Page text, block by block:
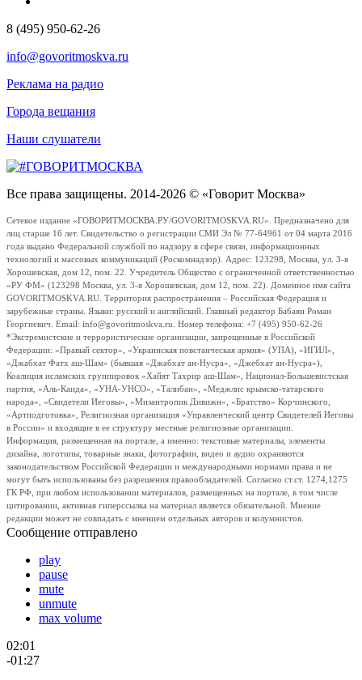
8 (495) 950-62-26
info@govoritmoskva.ru
Реклама на радио
Города вещания
Наши слушатели
Все права защищены. 2014-2026 © «Говорит Москва»
Сетевое издание «ГОВОРИТМОСКВА.РУ/GOVORITMOSKVA.RU». Предназначено для
лиц старше 16 лет. Свидетельство о регистрации СМИ Эл № 77-64961 от 04 марта 2016
года выдано Федеральной службой по надзору в сфере связи, информационных
технологий и массовых коммуникаций (Роскомнадзор). Адрес: 123298, Москва, ул. 3-я
Хорошевская, дом 12, пом. 22. Учредитель Общество с ограниченной ответственностью
«РУ ФМ» (123298 Москва, ул. 3-я Хорошевская, дом 12, пом. 22). Доменное имя сайта
GOVORITMOSKVA.RU. Территория распространения – Российская Федерация и
зарубежные страны. Языки: русский и английский. Главный редактор Бабаян Роман
Георгиевич. Email: info@govoritmoskva.ru. Номер телефона: +7 (495) 950-62-26
*Экстремистские и террористические организации, запрещенные в Российской
Федерации: «Правый сектор», «Украинская повстанческая армия» (УПА), «ИГИЛ»,
«Джабхат Фатх аш-Шам» (бывшая «Джабхат ан-Нусра», «Джебхат ан-Нусра»),
Коалиция исламских группировок «Хайят Тахрир аш-Шам», Национал-Большевистская
партия, «Аль-Каида», «УНА-УНСО», «Талибан», «Меджлис крымско-татарского
народа», «Свидетели Иеговы», «Мизантропик Дивижн», «Братство» Корчинского,
«Артподготовка», Религиозная организация «Управленческий центр Свидетелей Иеговы
в России» и входящие в ее структуру местные религиозные организации.
Информация, размещенная на портале, а именно: текстовые материалы, элементы
дизайна, логотипы, товарные знаки, фотографии, видео и аудио охраняются
законодательством Российской Федерации и международными нормами права и не
могут быть использованы без разрешения правообладателей. Согласно ст.ст. 1274,1275
ГК РФ, при любом использовании материалов, размещенных на портале, в том числе
цитировании, активная гиперссылка на материал является обязательной. Мнение
редакции может не совпадать с мнением отдельных авторов и колумнистов.
Сообщение отправлено
play
pause
mute
unmute
max volume
02:01
-01:27